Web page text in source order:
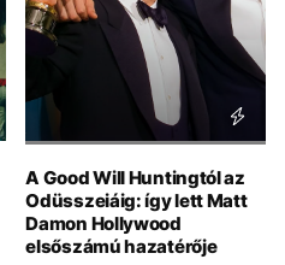
A Good Will Huntingtól az
Odüsszeiáig: így lett Matt
Damon Hollywood
elsőszámú hazatérője